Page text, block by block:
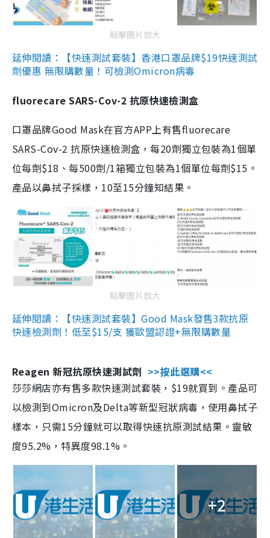
點擊圖片放大
延伸閱讀：【快速測試套裝】香港口罩品牌$19快速測試
劑優惠 無限購數量！可檢測Omicron病毒
fluorecare SARS-Cov-2 抗原快速檢測盒
口罩品牌Good Mask在官方APP上有售fluorecare
SARS-Cov-2 抗原快速檢測盒，每20劑獨立包裝為1個單
位每劑$18、每500劑/1箱獨立包裝為1個單位每劑$15。
產品以鼻拭子採樣，10至15分鐘知結果。
點擊圖片放大
延伸閱讀：【快速測試套裝】Good Mask發售3款抗原
快速檢測劑！低至$15/支 獲歐盟認證+無限購數量
Reagen 新冠抗原快速測試劑 >>按此選購<<
莎莎網店亦有售多款快速測試套裝，$19就買到。產品可
以檢測到Omicron及Delta等新型冠狀病毒，使用鼻拭子
樣本，只需15分鐘就可以取得快速抗原測試結果。靈敏
度95.2%，特異度98.1%。
+2